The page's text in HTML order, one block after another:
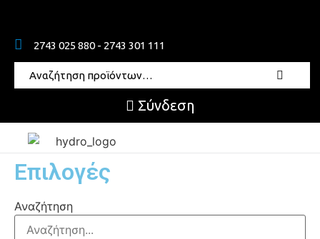
2743 025 880 - 2743 301 111
Σύνδεση
Επιλογές
Αναζήτηση